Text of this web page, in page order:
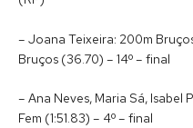
– Joana Teixeira: 200m
Bruços (36.70) – 14º – final
– Ana Neves, Maria Sá,
Fem (1:51.83) – 4º – final